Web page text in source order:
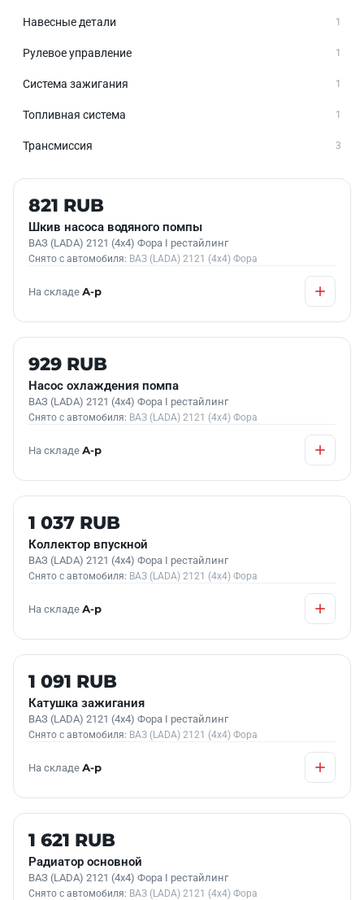
Навесные детали 1
Рулевое управление 1
Система зажигания 1
Топливная система 1
Трансмиссия 3
Б/У В НАЛИЧИИ
821 RUB
Шкив насоса водяного помпы
ВАЗ (LADA) 2121 (4x4) Фора I рестайлинг
Снято с автомобиля: ВАЗ (LADA) 2121 (4x4) Фора
На складе А-р
Б/У В НАЛИЧИИ
929 RUB
Насос охлаждения помпа
ВАЗ (LADA) 2121 (4x4) Фора I рестайлинг
Снято с автомобиля: ВАЗ (LADA) 2121 (4x4) Фора
На складе А-р
Б/У В НАЛИЧИИ
1 037 RUB
Коллектор впускной
ВАЗ (LADA) 2121 (4x4) Фора I рестайлинг
Снято с автомобиля: ВАЗ (LADA) 2121 (4x4) Фора
На складе А-р
Б/У В НАЛИЧИИ
1 091 RUB
Катушка зажигания
ВАЗ (LADA) 2121 (4x4) Фора I рестайлинг
Снято с автомобиля: ВАЗ (LADA) 2121 (4x4) Фора
На складе А-р
Б/У В НАЛИЧИИ
1 621 RUB
Радиатор основной
ВАЗ (LADA) 2121 (4x4) Фора I рестайлинг
Снято с автомобиля: ВАЗ (LADA) 2121 (4x4) Фора